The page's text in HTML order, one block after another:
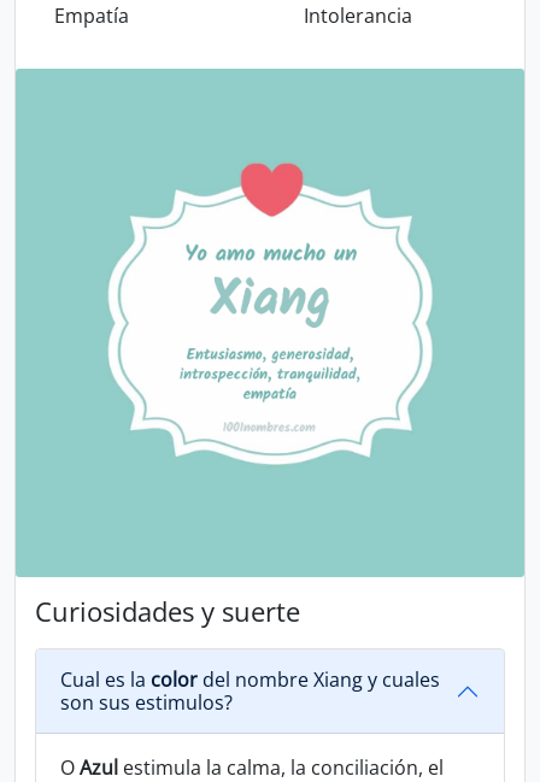
Empatía
Intolerancia
Curiosidades y suerte
Cual es la color del nombre Xiang y cuales
son sus estimulos?
OAzul estimula la calma, la conciliación, el